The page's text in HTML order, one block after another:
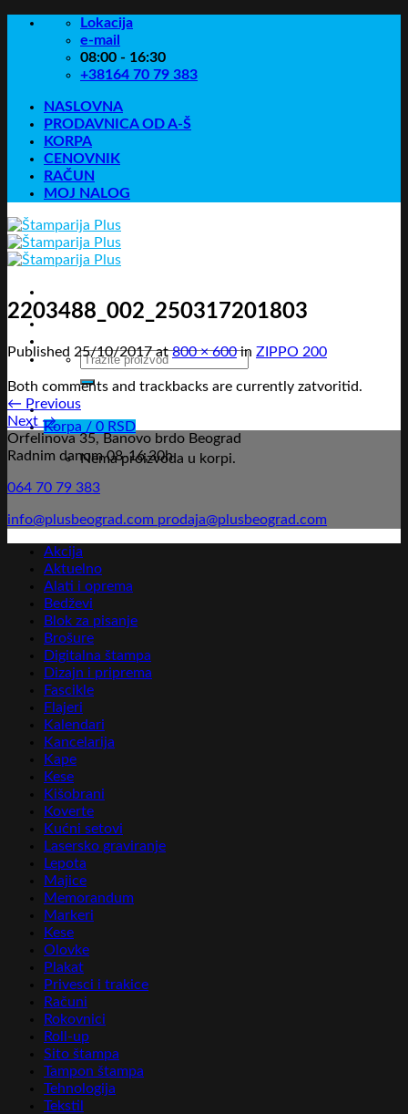
Skip
Lokacija
e-mail
08:00 - 16:30
+38164 70 79 383
NASLOVNA
PRODAVNICA OD A-Š
KORPA
CENOVNIK
RAČUN
MOJ NALOG
Pretraga
Korpa / 0 RSD
Nema proizvoda u korpi.
2203488_002_250317201803
Published 25/10/2017at800 × 600in ZIPPO 200
Both comments and trackbacks are currently zatvoritid.
← Previous
Next →
Orfelinova 35, Banovo brdo Beograd
Radnim danom 08-16,30h
064 70 79 383
info@plusbeograd.com prodaja@plusbeograd.com
Akcija
Aktuelno
Alati i oprema
Bedževi
Blok za pisanje
Brošure
Digitalna štampa
Dizajn i priprema
Fascikle
Flajeri
Kalendari
Kancelarija
Kape
Kese
Kišobrani
Koverte
Kućni setovi
Lasersko graviranje
Lepota
Majice
Memorandum
Markeri
Kese
Olovke
Plakat
Privesci i trakice
Računi
Rokovnici
Roll-up
Sito štampa
Tampon štampa
Tehnologija
Tekstil